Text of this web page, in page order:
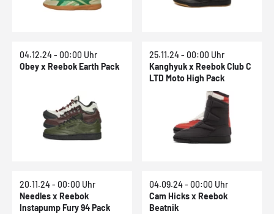
04.12.24 - 00:00 Uhr
Obey x Reebok Earth Pack
25.11.24 - 00:00 Uhr
Kanghyuk x Reebok Club C
LTD Moto High Pack
20.11.24 - 00:00 Uhr
Needles x Reebok
Instapump Fury 94 Pack
04.09.24 - 00:00 Uhr
Cam Hicks x Reebok
Beatnik